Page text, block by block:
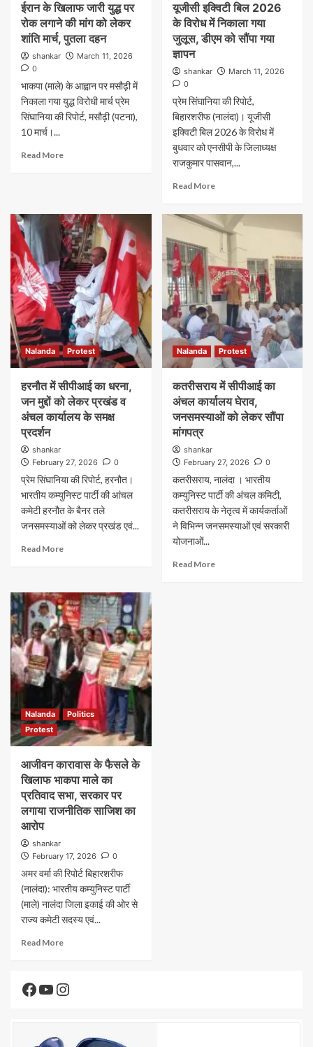
ईरान के खिलाफ जारी युद्ध पर
रोक लगाने की मांग को लेकर
शांति मार्च, पुतला दहन
shankar
March 11, 2026
0
भाकपा (माले) के आह्वान पर मसौढ़ी में
निकाला गया युद्ध विरोधी मार्च प्रेम
सिंघानिया की रिपोर्ट, मसौढ़ी (पटना),
10 मार्च।...
Read More
यूजीसी इक्विटी बिल 2026
के विरोध में निकाला गया
जुलूस, डीएम को सौंपा गया
ज्ञापन
shankar
March 11, 2026
0
प्रेम सिंघानिया की रिपोर्ट,
बिहारशरीफ (नालंदा)। यूजीसी
इक्विटी बिल 2026 के विरोध में
बुधवार को एनसीपी के जिलाध्यक्ष
राजकुमार पासवान,...
Read More
Nalanda Protest
हरनौत में सीपीआई का धरना,
जन मुद्दों को लेकर प्रखंड व
अंचल कार्यालय के समक्ष
प्रदर्शन
shankar
February 27, 2026
0
प्रेम सिंघानिया की रिपोर्ट, हरनौत।
भारतीय कम्युनिस्ट पार्टी की आंचल
कमेटी हरनौत के बैनर तले
जनसमस्याओं को लेकर प्रखंड एवं...
Read More
Nalanda Protest
कतरीसराय में सीपीआई का
अंचल कार्यालय घेराव,
जनसमस्याओं को लेकर सौंपा
मांगपत्र
shankar
February 27, 2026
0
कतरीसराय, नालंदा । भारतीय
कम्युनिस्ट पार्टी की अंचल कमिटी,
कतरीसराय के नेतृत्व में कार्यकर्ताओं
ने विभिन्न जनसमस्याओं एवं सरकारी
योजनाओं...
Read More
Nalanda
Politics
Protest
आजीवन कारावास के फैसले के
खिलाफ भाकपा माले का
प्रतिवाद सभा, सरकार पर
लगाया राजनीतिक साजिश का
आरोप
shankar
February 17, 2026
0
अमर वर्मा की रिपोर्ट बिहारशरीफ
(नालंदा): भारतीय कम्युनिस्ट पार्टी
(माले) नालंदा जिला इकाई की ओर से
राज्य कमेटी सदस्य एवं...
Read More
Facebook
YouTube
Instagram